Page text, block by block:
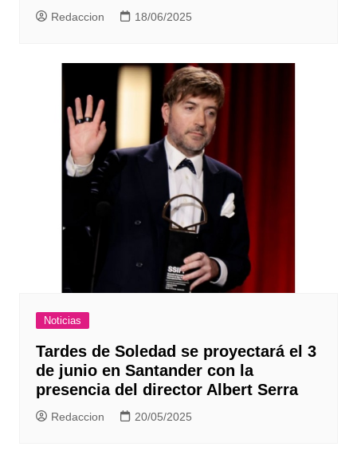
Redaccion 18/06/2025
Noticias
Tardes de Soledad se proyectará el 3
de junio en Santander con la
presencia del director Albert Serra
Redaccion 20/05/2025